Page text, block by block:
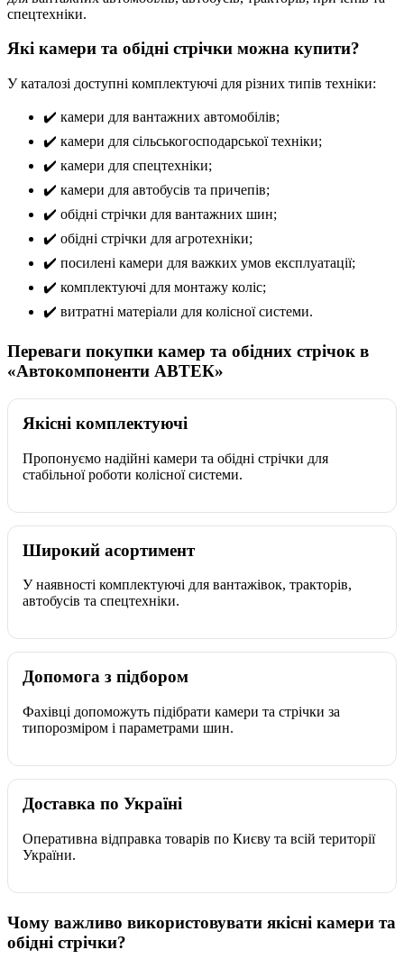
спецтехніки.
Які камери та обідні стрічки можна купити?
У каталозі доступні комплектуючі для різних типів техніки:
✔️ камери для вантажних автомобілів;
✔️ камери для сільськогосподарської техніки;
✔️ камери для спецтехніки;
✔️ камери для автобусів та причепів;
✔️ обідні стрічки для вантажних шин;
✔️ обідні стрічки для агротехніки;
✔️ посилені камери для важких умов експлуатації;
✔️ комплектуючі для монтажу коліс;
✔️ витратні матеріали для колісної системи.
Переваги покупки камер та обідних стрічок в
«Автокомпоненти АВТЕК»
Якісні комплектуючі
Пропонуємо надійні камери та обідні стрічки для
стабільної роботи колісної системи.
Широкий асортимент
У наявності комплектуючі для вантажівок, тракторів,
автобусів та спецтехніки.
Допомога з підбором
Фахівці допоможуть підібрати камери та стрічки за
типорозміром і параметрами шин.
Доставка по Україні
Оперативна відправка товарів по Києву та всій території
України.
Чому важливо використовувати якісні камери та
обідні стрічки?